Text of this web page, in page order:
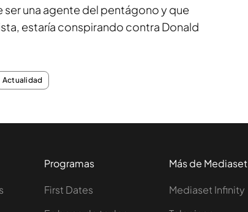
ser una agente del pentágono y que
estaría conspirando contra Donald
Actualidad
Programas
First Dates
Más de Mediaset
Mediaset Infinity